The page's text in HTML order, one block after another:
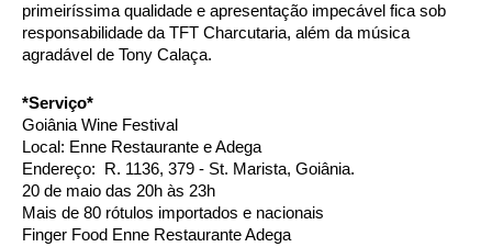
primeiríssima qualidade e apresentação impecável fica sob
responsabilidade da TFT Charcutaria, além da música
agradável de Tony Calaça.
*Serviço*
Goiânia Wine Festival
Local: Enne Restaurante e Adega
Endereço:  R. 1136, 379 - St. Marista, Goiânia.
20 de maio das 20h às 23h
Mais de 80 rótulos importados e nacionais
Finger Food Enne Restaurante Adega